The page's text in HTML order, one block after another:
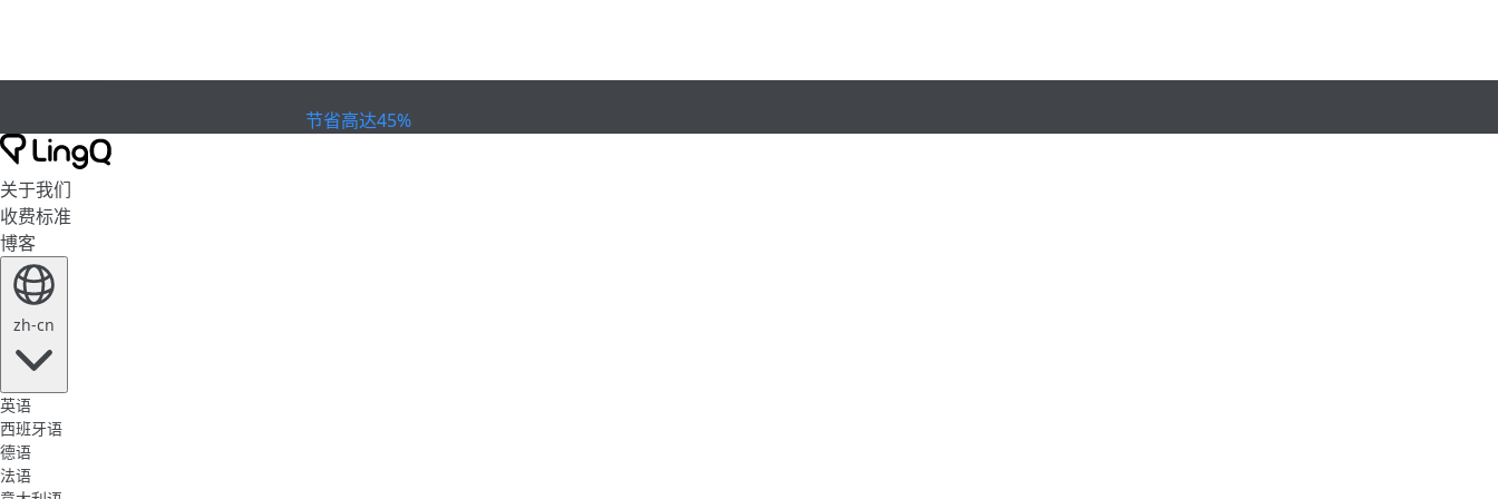
节省高达45%
关于我们
收费标准
博客
zh-cn
英语
西班牙语
德语
法语